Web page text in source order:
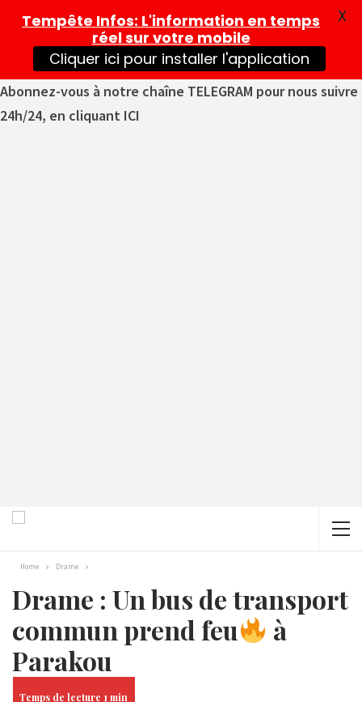
Abonnez-vous à notre chaîne TELEGRAM pour nous suivre
24h/24, en cliquant ICI
Home Drame
Drame : Un bus de transport
commun prend feu
à
Parakou
Tempête Infos: L'information en temps
réel sur votre mobile
Cliquer ici pour installer l'application
X